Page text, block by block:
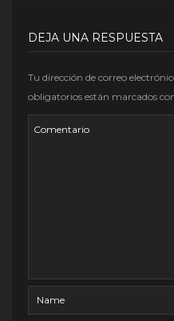
DEJA UNA RESPUESTA
Tu dirección de correo
obligatorios están marcados